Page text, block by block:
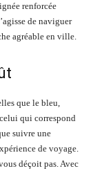
renforcée
de naviguer
agréable en ville.
que le bleu,
qui correspond
suivre une
de voyage.
déçoit pas. Avec